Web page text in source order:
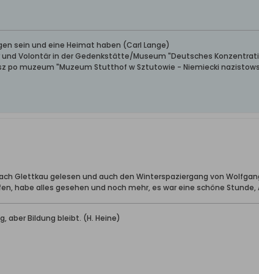
sein und eine Heimat haben (Carl Lange)
und Volontär in der Gedenkstätte/Museum "Deutsches
po muzeum "Muzeum Stutthof w Sztutowie - Niemiecki
Glettkau gelesen und auch den Winterspaziergang von
habe alles gesehen und noch mehr, es war eine schöne Stunde,
aber Bildung bleibt. (H. Heine)